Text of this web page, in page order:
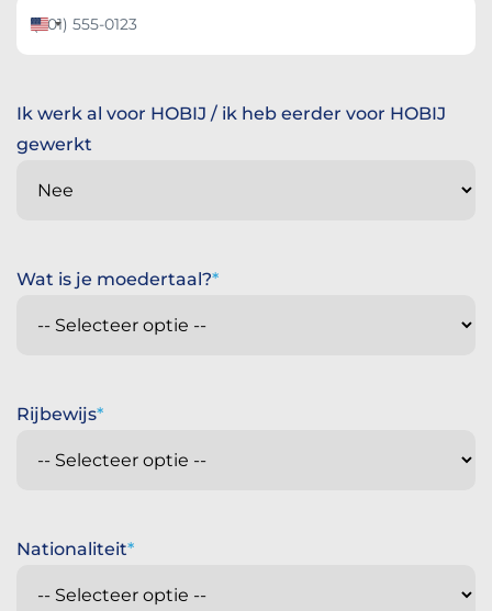
Verenigde
Ik werk al voor HOBIJ / ik heb eerder voor HOBIJ
gewerkt
Wat is je moedertaal?
Rijbewijs
Nationaliteit